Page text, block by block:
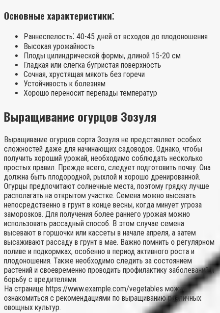
Основные характеристики⁚
Раннеспелость⁚ 40-45 дней от всходов до плодоношения
Высокая урожайность
Плоды цилиндрической формы, длиной 15-20 см
Гладкая или слегка бугристая поверхность
Сочная, хрустящая мякоть без горечи
Устойчивость к болезням
Хорошо переносит перепады температур
Выращивание огурцов Зозуля
Выращивание огурцов сорта Зозуля не представляет особых
сложностей даже для начинающих садоводов. Однако, чтобы
получить хороший урожай, необходимо соблюдать несколько
простых правил. Прежде всего, следует подготовить почву. Она
должна быть плодородной, рыхлой и хорошо дренированной.
Огурцы предпочитают солнечные места, поэтому грядку лучше
располагать на открытом участке. Семена можно высевать
непосредственно в грунт в конце весны, когда минует угроза
заморозков. Для получения более раннего урожая можно
использовать рассадный способ. В этом случае семена
высевают в горшочки или кассеты в начале апреля, а затем
высаживают рассаду в грунт в мае. Важно помнить о регулярном
поливе и подкормках, особенно в период активного роста и
плодоношения. Также необходимо следить за состоянием
растений и своевременно проводить профилактику заболеваний и
борьбу с вредителями.
На странице https://www.example.com/vegetables можно
ознакомиться с рекомендациями по выращиванию различных
овощных культур.